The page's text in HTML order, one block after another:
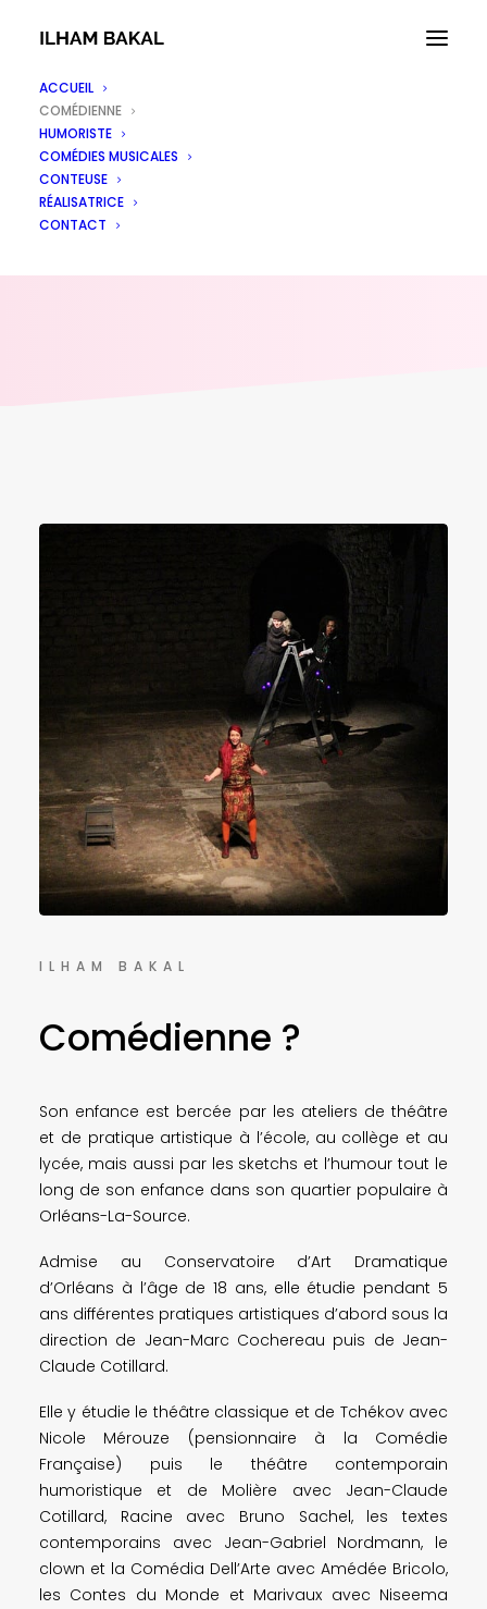
ACCUEIL
COMÉDIENNE
HUMORISTE
COMÉDIES MUSICALES
CONTEUSE
RÉALISATRICE
CONTACT
COMÉDIENNE
ILHAM BAKAL
Comédienne ?
Son enfance est bercée par les ateliers de théâtre
et de pratique artistique à l’école, au collège et au
lycée, mais aussi par les sketchs et l’humour tout le
long de son enfance dans son quartier populaire à
Orléans-La-Source.
Admise au Conservatoire d’Art Dramatique
d’Orléans à l’âge de 18 ans, elle étudie pendant 5
ans différentes pratiques artistiques d’abord sous la
direction de Jean-Marc Cochereau puis de Jean-
Claude Cotillard.
Elle y étudie le théâtre classique et de Tchékov avec
Nicole Mérouze (pensionnaire à la Comédie
Française) puis le théâtre contemporain
humoristique et de Molière avec Jean-Claude
Cotillard, Racine avec Bruno Sachel, les textes
contemporains avec Jean-Gabriel Nordmann, le
clown et la Comédia Dell’Arte avec Amédée Bricolo,
les Contes du Monde et Marivaux avec Niseema